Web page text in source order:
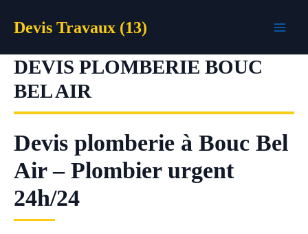
Devis Travaux (13)
DEVIS PLOMBERIE BOUC
BEL AIR
Devis plomberie à Bouc Bel
Air – Plombier urgent
24h/24